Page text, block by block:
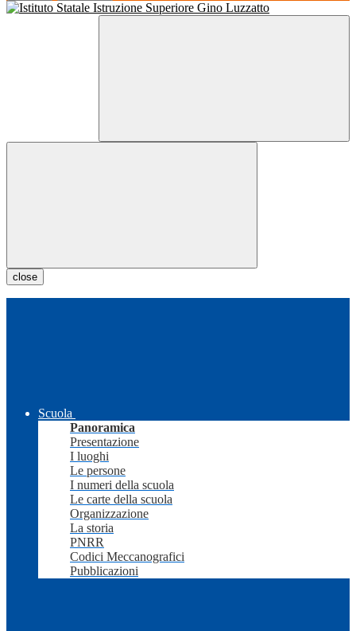
close
Scuola
Panoramica
Presentazione
I luoghi
Le persone
I numeri della scuola
Le carte della scuola
Organizzazione
La storia
PNRR
Codici Meccanografici
Pubblicazioni